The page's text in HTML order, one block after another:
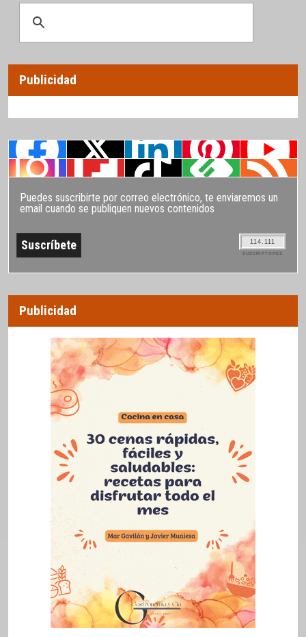
Publicidad
Puedes suscribirte por correo electrónico, te enviaremos un
email cuando se publiquen nuevos contenidos
114.111
SUSCRIPTORES
Publicidad